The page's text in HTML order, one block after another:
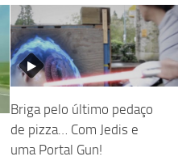
Briga pelo último pedaço
de pizza… Com Jedis e
uma Portal Gun!